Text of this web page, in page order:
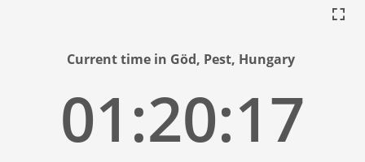
Current time in Göd, Pest, Hungary
01:20:17